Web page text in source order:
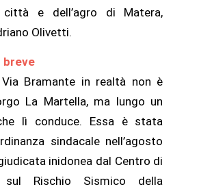
e dell’agro di Matera,
Olivetti.
breve
Bramante in realtà non è
La Martella, ma lungo un
lì conduce. Essa è stata
sindacale nell’agosto
inidonea dal Centro di
sul Rischio Sismico della